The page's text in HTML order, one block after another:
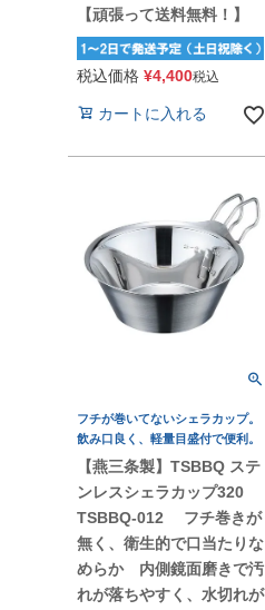
【頑張って送料無料！】
税込価格 ¥4,400税込
カートに入れる
フチが巻いてないシェラカップ。
飲み口良く、軽量目盛付で便利。
【燕三条製】TSBBQ ステ
ンレスシェラカップ320
TSBBQ-012 フチ巻きが
無く、衛生的で口当たりな
めらか 内側鏡面磨きで汚
れが落ちやすく、水切れが